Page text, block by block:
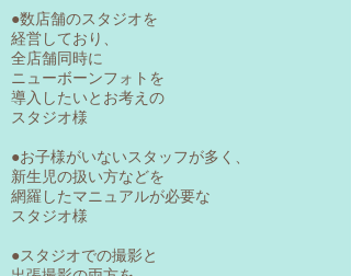
●数店舗のスタジオを
経営しており、
全店舗同時に
ニューボーンフォトを
導入したいとお考えの
スタジオ様
●お子様がいないスタッフが多く、
新生児の扱い方などを
網羅したマニュアルが必要な
​スタジオ様
●スタジオでの撮影と